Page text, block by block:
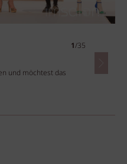
1/35
und möchtest das